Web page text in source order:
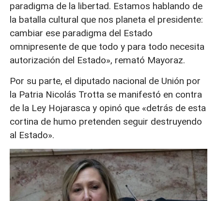
paradigma de la libertad. Estamos hablando de
la batalla cultural que nos planeta el presidente:
cambiar ese paradigma del Estado
omnipresente de que todo y para todo necesita
autorización del Estado», remató Mayoraz.
Por su parte, el diputado nacional de Unión por
la Patria Nicolás Trotta se manifestó en contra
de la Ley Hojarasca y opinó que «detrás de esta
cortina de humo pretenden seguir destruyendo
al Estado».